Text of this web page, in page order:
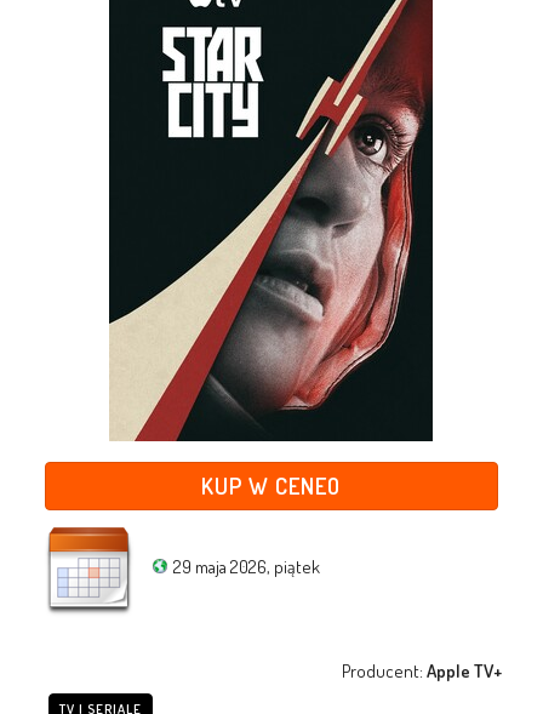
KUP W CENEO
29 maja 2026, piątek
Producent:Apple TV+
TV I SERIALE